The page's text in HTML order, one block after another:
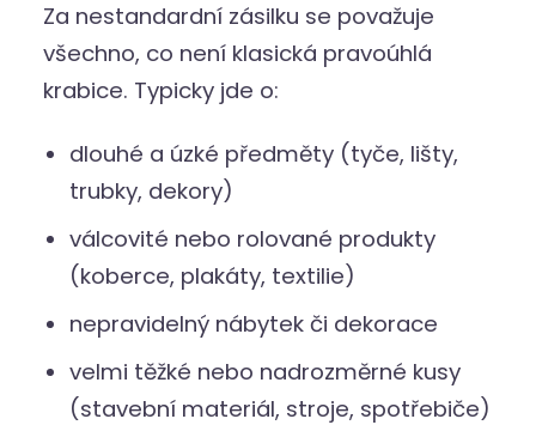
Za nestandardní zásilku se považuje
všechno, co není klasická pravoúhlá
krabice. Typicky jde o:
dlouhé a úzké předměty (tyče, lišty,
trubky, dekory)
válcovité nebo rolované produkty
(koberce, plakáty, textilie)
nepravidelný nábytek či dekorace
velmi těžké nebo nadrozměrné kusy
(stavební materiál, stroje, spotřebiče)